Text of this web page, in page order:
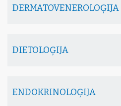
DERMATOVENEROLOĢIJA
DIETOLOĢIJA
ENDOKRINOLOĢIJA